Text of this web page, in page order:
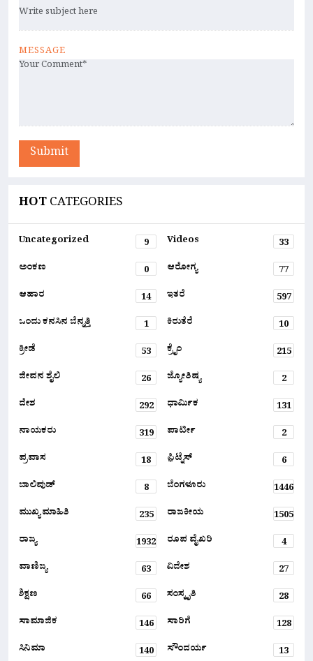
MESSAGE
Submit
HOTCATEGORIES
Uncategorized 9 Videos
33
ಅಂಕಣ
0 ಆರೋಗ್ಯ
77
ಆಹಾರ
14 ಇತರೆ
597
ಒಂದು ಕನಸಿನ ಬೆನ್ನತ್ತಿ
1 ಕಿರುತೆರೆ
10
ಕ್ರೀಡೆ
53 ಕ್ರೈಂ
215
ಜೀವನ ಶೈಲಿ
26 ಜ್ಯೋತಿಷ್ಯ
2
ದೇಶ
292 ಧಾರ್ಮಿಕ
131
ನಾಯಕರು
319 ಪಾರ್ಟೀ
2
ಪ್ರವಾಸ
18 ಫ಼ಿಟ್ನೆಸ್
6
ಬಾಲಿವುಡ್
8 ಬೆಂಗಳೂರು
1446
ಮುಖ್ಯ ಮಾಹಿತಿ
235 ರಾಜಕೀಯ
1505
ರಾಜ್ಯ
1932 ರೂಪ ವೈಖರಿ
4
ವಾಣಿಜ್ಯ
63 ವಿದೇಶ
27
ಶಿಕ್ಷಣ
66 ಸಂಸ್ಕೃತಿ
28
ಸಾಮಾಜಿಕ
146 ಸಾರಿಗೆ
128
ಸಿನಿಮಾ
140 ಸೌಂದರ್ಯ 13